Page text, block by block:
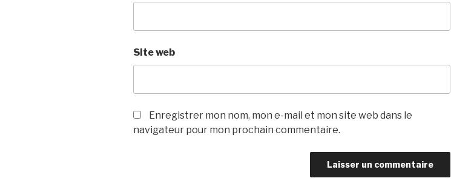
Site web
Enregistrer mon nom, mon e-mail et mon site web dans le
navigateur pour mon prochain commentaire.